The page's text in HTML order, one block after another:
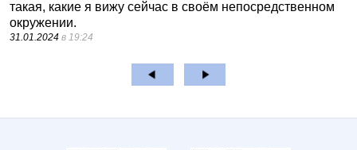
такая, какие я вижу сейчас в своём непосредственном
окружении.
31.01.2024 в 19:24